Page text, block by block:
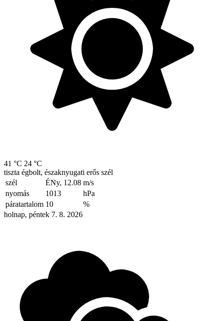
41 °C 24 °C
tiszta égbolt, északnyugati erős szél
szél
ÉNy, 12.08 m/s
nyomás
1013
hPa
páratartalom 10
%
holnap, péntek 7. 8. 2026